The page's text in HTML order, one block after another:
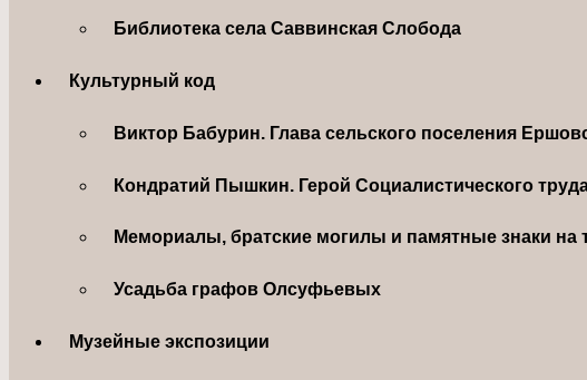
Библиотека села Саввинская Слобода
Культурный код
Виктор Бабурин. Глава сельского поселения
Кондратий Пышкин. Герой Социалистического
Мемориалы, братские могилы и памятные знаки
Усадьба графов Олсуфьевых
Музейные экспозиции